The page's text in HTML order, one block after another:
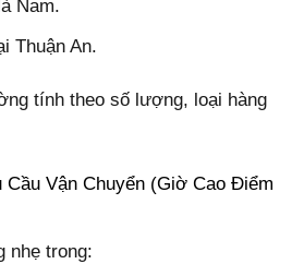
Nam.
Thuận An.
tính theo số lượng, loại hàng
Vận Chuyển (Giờ Cao Điểm
nhẹ trong: